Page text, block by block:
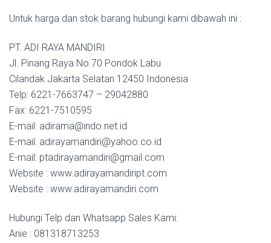
Untuk harga dan stok barang hubungi kami dibawah ini :
PT. ADI RAYA MANDIRI
Jl. Pinang Raya No.70 Pondok Labu
Cilandak Jakarta Selatan 12450 Indonesia
Telp: 6221-7663747 – 29042880
Fax: 6221-7510595
E-mail: adirama@indo.net.id
E-mail: adirayamandiri@yahoo.co.id
E-mail: ptadirayamandiri@gmail.com
Website : www.adirayamandiript.com
Website : www.adirayamandiri.com
Hubungi Telp dan Whatsapp Sales Kami:
Anie : 081318713253